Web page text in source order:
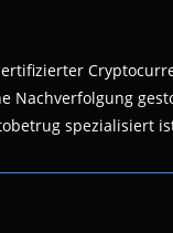
Nachverfolgung
spezialisiert